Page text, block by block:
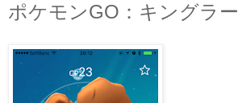
ポケモンGO：キングラー